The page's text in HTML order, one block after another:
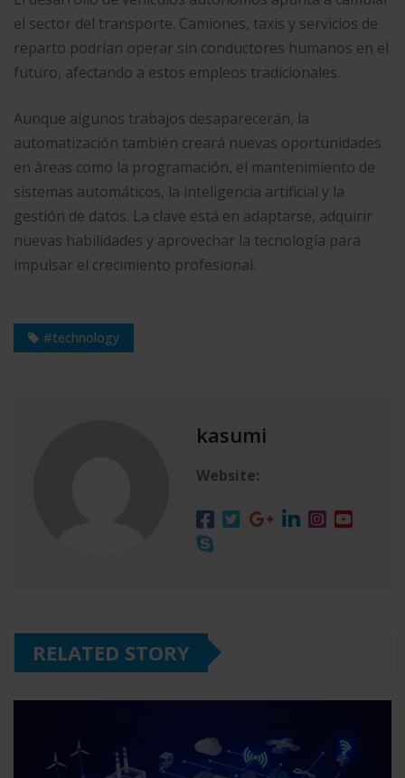
el sector del transporte. Camiones, taxis y servicios de
reparto podrían operar sin conductores humanos en el
futuro, afectando a estos empleos tradicionales.
Aunque algunos trabajos desaparecerán, la
automatización también creará nuevas oportunidades
en áreas como la programación, el mantenimiento de
sistemas automáticos, la inteligencia artificial y la
gestión de datos. La clave está en adaptarse, adquirir
nuevas habilidades y aprovechar la tecnología para
impulsar el crecimiento profesional.
#technology
kasumi
Website:
RELATED STORY